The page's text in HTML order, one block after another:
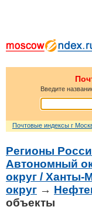
Введите
Почтовые индексы г
Регионы
Автономный
округ /
округ →
объекты